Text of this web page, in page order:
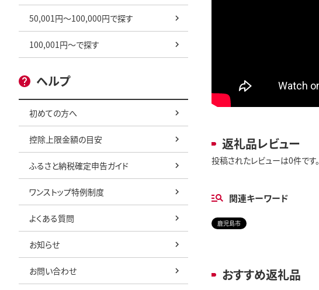
50,001円～100,000円で探す
100,001円～で探す
ヘルプ
初めての方へ
控除上限金額の目安
ふるさと納税確定申告ガイド
ワンストップ特例制度
よくある質問
お知らせ
お問い合わせ
返礼品レビュー
投稿されたレビューは0件です。
関連キーワード
鹿児島市
おすすめ返礼品